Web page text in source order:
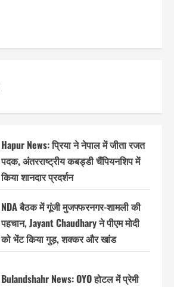
Hapur News: प्रिया ने नेपाल में जीता रजत
पदक, अंतरराष्ट्रीय कबड्डी चैंपियनशिप में
किया शानदार प्रदर्शन
NDA बैठक में गूंजी मुजफ्फरनगर-शामली की
पहचान, Jayant Chaudhary ने पीएम मोदी
को भेंट किया गुड़, शक्कर और खांड
Bulandshahr News: OYO होटल में प्रेमी